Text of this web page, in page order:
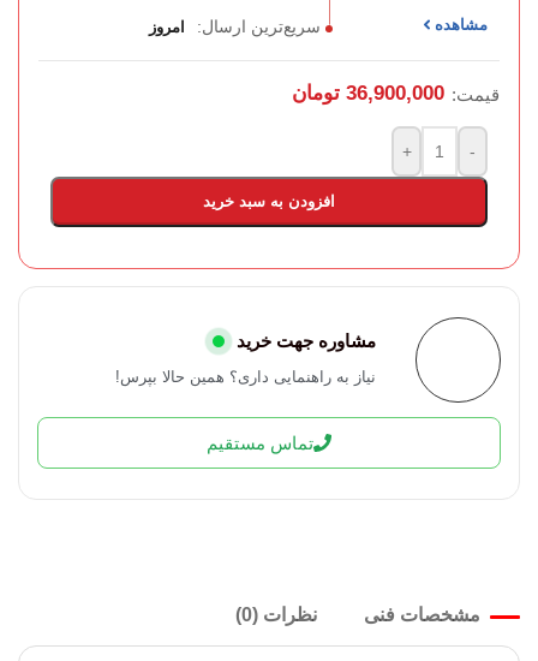
مشاهده سریع‌ترین ارسال: امروز
قیمت: 36,900,000 تومان
-
+
افزودن به سبد خرید
مشاوره جهت خرید
نیاز به راهنمایی داری؟ همین حالا بپرس!
تماس مستقیم
مشخصات فنی نظرات (0)